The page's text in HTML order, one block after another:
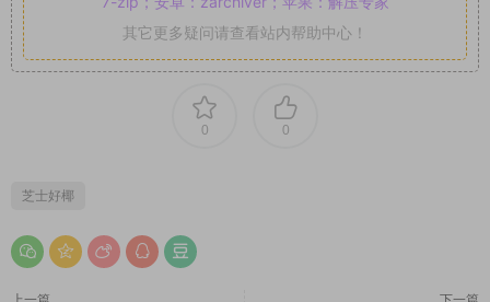
其它更多疑问请查看站内帮助中心！
0 0
芝士好椰